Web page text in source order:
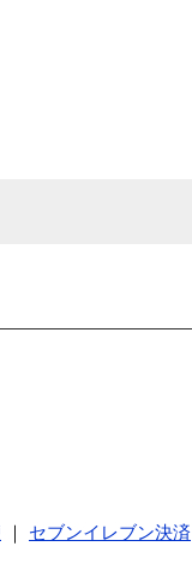
セブンイレブン決済